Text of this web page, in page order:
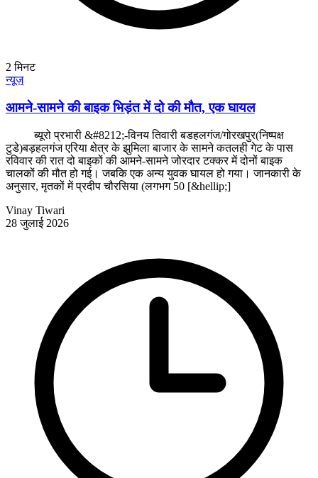
2 मिनट
न्यूज़
आमने-सामने की बाइक भिड़ंत में दो की मौत, एक घायल
ब्यूरो प्रभारी &#8212;-विनय तिवारी बडहलगंज/गोरखपुर(निष्पक्ष
टुडे)बड़हलगंज एरिया क्षेत्र के झुमिला बाजार के सामने कतलही गेट के पास
रविवार की रात दो बाइकों की आमने-सामने जोरदार टक्कर में दोनों बाइक
चालकों की मौत हो गई। जबकि एक अन्य युवक घायल हो गया। जानकारी के
अनुसार, मृतकों में प्रदीप चौरसिया (लगभग 50 [&hellip;]
Vinay Tiwari
28 जुलाई 2026